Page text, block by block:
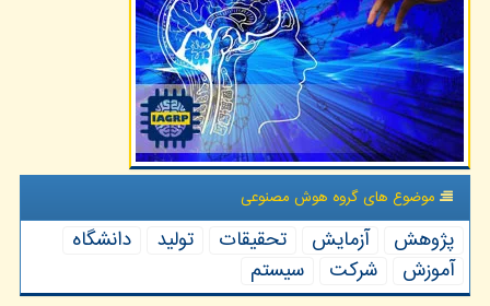
موضوع های گروه هوش مصنوعی
پژوهش آزمایش تحقیقات تولید
دانشگاه
آموزش
شركت سیستم